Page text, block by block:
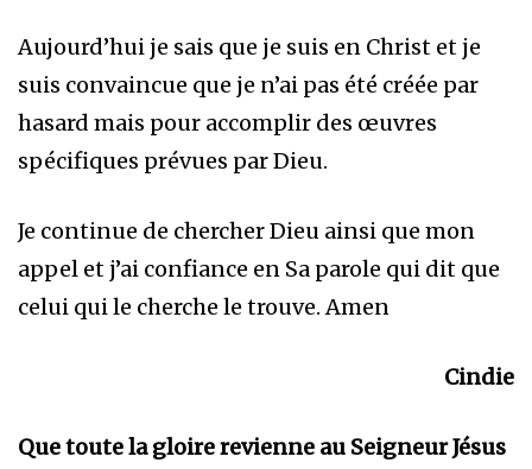
Aujourd’hui je sais que je suis en Christ et je
suis convaincue que je n’ai pas été créée par
hasard mais pour accomplir des œuvres
spécifiques prévues par Dieu.
Je continue de chercher Dieu ainsi que mon
appel et j’ai confiance en Sa parole qui dit que
celui qui le cherche le trouve. Amen
Cindie
Que toute la gloire revienne au Seigneur Jésus